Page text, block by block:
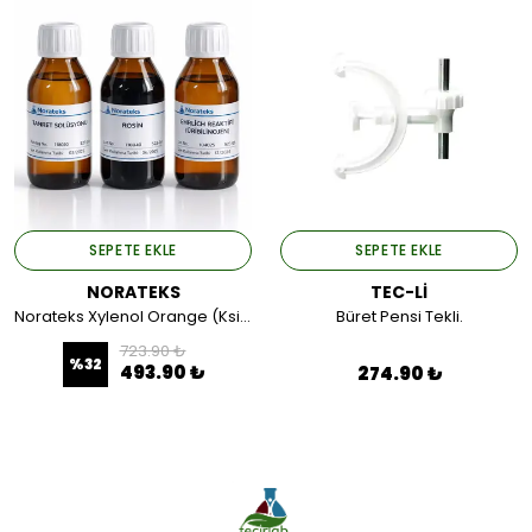
SEPETE EKLE
NORATEKS
Norateks Xylenol Orange (Ksilenol Oranj) İndikatör Çözeltisi 100 ML.
%32
723.90 ₺
493.90 ₺
SEPETE EKLE
TEC-Lİ
Büret Pensi Tekli.
274.90 ₺